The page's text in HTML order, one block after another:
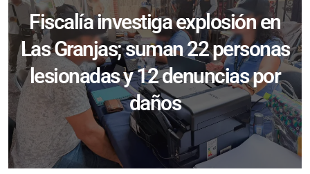
Fiscalía investiga explosión en
Las Granjas; suman 22 personas
lesionadas y 12 denuncias por
daños